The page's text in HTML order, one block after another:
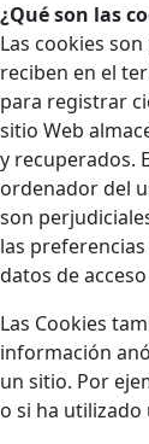
¿Qué son las
Las cookies
reciben en el
para registrar
sitio Web
y recuperados.
ordenador del
son
las
datos de
Las Cookies
información
un sitio. Por
o si ha